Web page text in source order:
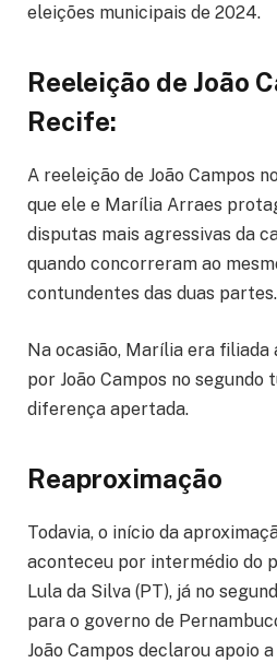
eleições municipais de 2024.
Reeleição de João
Recife:
A reeleição de João Campos
que ele e Marília Arraes
disputas mais agressivas da
quando concorreram ao
contundentes das duas partes.
Na ocasião, Marília era
por João Campos no segundo
diferença apertada.
Reaproximação
Todavia, o início da
aconteceu por intermédio do
Lula da Silva (PT), já no
para o governo de
João Campos declarou apoio